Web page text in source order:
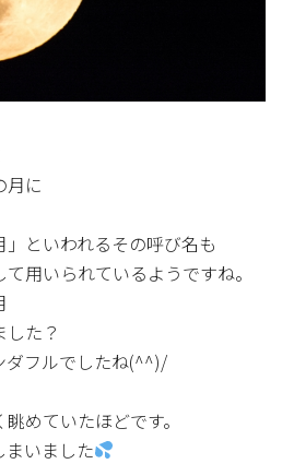
月に
といわれるその呼び名も
用いられているようですね。
た？
ダフルでしたね(^^)/
めていたほどです。
まいました